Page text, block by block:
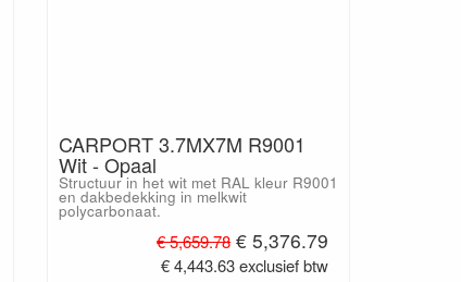
CARPORT 3.7MX7M R9001
Wit - Opaal
Structuur in het wit met RAL kleur R9001
en dakbedekking in melkwit
polycarbonaat.
€ 5,659.78 € 5,376.79
€ 4,443.63 exclusief btw